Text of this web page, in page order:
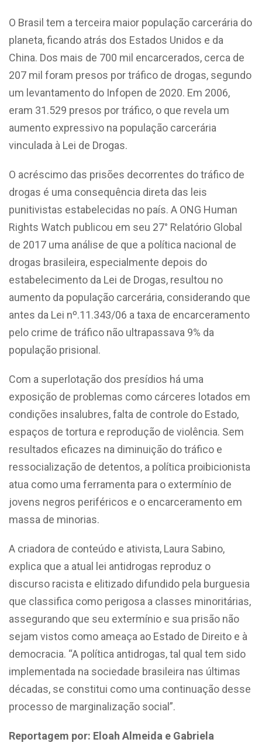
O Brasil tem a terceira maior população carcerária do
planeta, ficando atrás dos Estados Unidos e da
China. Dos mais de 700 mil encarcerados, cerca de
207 mil foram presos por tráfico de drogas, segundo
um levantamento do Infopen de 2020. Em 2006,
eram 31.529 presos por tráfico, o que revela um
aumento expressivo na população carcerária
vinculada à Lei de Drogas.
O acréscimo das prisões decorrentes do tráfico de
drogas é uma consequência direta das leis
punitivistas estabelecidas no país. A ONG Human
Rights Watch publicou em seu 27° Relatório Global
de 2017 uma análise de que a política nacional de
drogas brasileira, especialmente depois do
estabelecimento da Lei de Drogas, resultou no
aumento da população carcerária, considerando que
antes da Lei nº.11.343/06 a taxa de encarceramento
pelo crime de tráfico não ultrapassava 9% da
população prisional.
Com a superlotação dos presídios há uma
exposição de problemas como cárceres lotados em
condições insalubres, falta de controle do Estado,
espaços de tortura e reprodução de violência. Sem
resultados eficazes na diminuição do tráfico e
ressocialização de detentos, a política proibicionista
atua como uma ferramenta para o extermínio de
jovens negros periféricos e o encarceramento em
massa de minorias.
A criadora de conteúdo e ativista, Laura Sabino,
explica que a atual lei antidrogas reproduz o
discurso racista e elitizado difundido pela burguesia
que classifica como perigosa a classes minoritárias,
assegurando que seu extermínio e sua prisão não
sejam vistos como ameaça ao Estado de Direito e à
democracia. “A política antidrogas, tal qual tem sido
implementada na sociedade brasileira nas últimas
décadas, se constitui como uma continuação desse
processo de marginalização social”.
Reportagem por: Eloah Almeida e Gabriela